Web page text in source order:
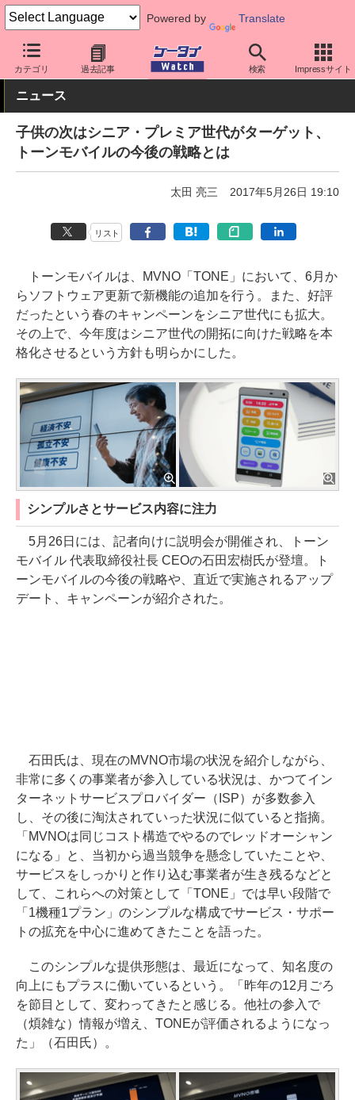
Powered by Translate
カテゴリ 過去記事 検索 Impressサイト
ケータイ Watch 格安スマホ/格安SIM 格安SIM/MVNO 料金プ
ニュース
子供の次はシニア・プレミア世代がターゲット、
トーンモバイルの今後の戦略とは
太田 亮三 2017年5月26日 19:10
リスト
トーンモバイルは、MVNO「TONE」において、6月か
らソフトウェア更新で新機能の追加を行う。また、好評
だったという春のキャンペーンをシニア世代にも拡大。
その上で、今年度はシニア世代の開拓に向けた戦略を本
格化させるという方針も明らかにした。
シンプルさとサービス内容に注力
5月26日には、記者向けに説明会が開催され、トーン
モバイル 代表取締役社長 CEOの石田宏樹氏が登壇。ト
ーンモバイルの今後の戦略や、直近で実施されるアップ
デート、キャンペーンが紹介された。
石田氏は、現在のMVNO市場の状況を紹介しながら、
非常に多くの事業者が参入している状況は、かつてイン
ターネットサービスプロバイダー（ISP）が多数参入
し、その後に淘汰されていった状況に似ていると指摘。
「MVNOは同じコスト構造でやるのでレッドオーシャン
になる」と、当初から過当競争を懸念していたことや、
サービスをしっかりと作り込む事業者が生き残るなどと
して、これらへの対策として「TONE」では早い段階で
「1機種1プラン」のシンプルな構成でサービス・サポー
トの拡充を中心に進めてきたことを語った。
このシンプルな提供形態は、最近になって、知名度の
向上にもプラスに働いているという。「昨年の12月ごろ
を節目として、変わってきたと感じる。他社の参入で
（煩雑な）情報が増え、TONEが評価されるようになっ
た」（石田氏）。